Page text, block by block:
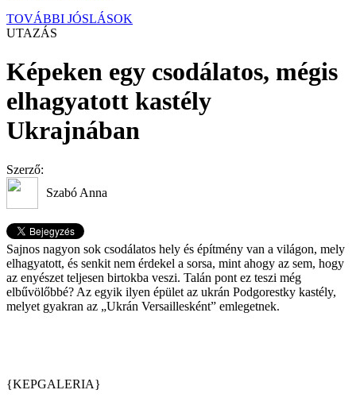
TOVÁBBI JÓSLÁSOK
UTAZÁS
Képeken egy csodálatos, mégis
elhagyatott kastély
Ukrajnában
Szerző:
Szabó Anna
Sajnos nagyon sok csodálatos hely és építmény van a világon, mely
elhagyatott, és senkit nem érdekel a sorsa, mint ahogy az sem, hogy
az enyészet teljesen birtokba veszi. Talán pont ez teszi még
elbűvölőbbé? Az egyik ilyen épület az ukrán Podgorestky kastély,
melyet gyakran az „Ukrán Versaillesként” emlegetnek.
{KEPGALERIA}